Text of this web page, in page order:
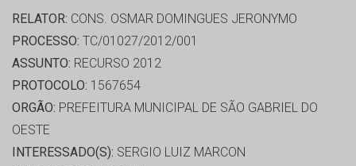
RELATOR: CONS. OSMAR DOMINGUES JERONYMO
PROCESSO: TC/01027/2012/001
ASSUNTO: RECURSO 2012
PROTOCOLO: 1567654
ORGÃO: PREFEITURA MUNICIPAL DE SÃO GABRIEL DO
OESTE
INTERESSADO(S): SERGIO LUIZ MARCON